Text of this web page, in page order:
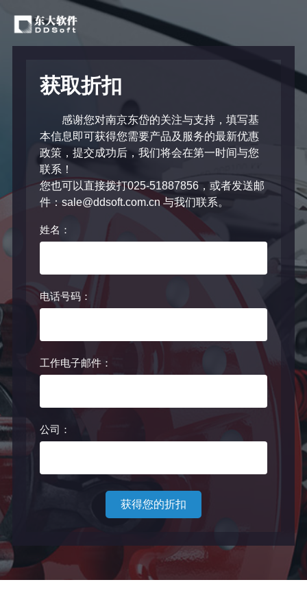
获取折扣
感谢您对南京东岱的关注与支持，填写基
本信息即可获得您需要产品及服务的最新优惠
政策，提交成功后，我们将会在第一时间与您
联系！
您也可以直接拨打025-51887856，或者发送邮
件：sale@ddsoft.com.cn 与我们联系。
姓名：
电话号码：
工作电子邮件：
公司：
获得您的折扣